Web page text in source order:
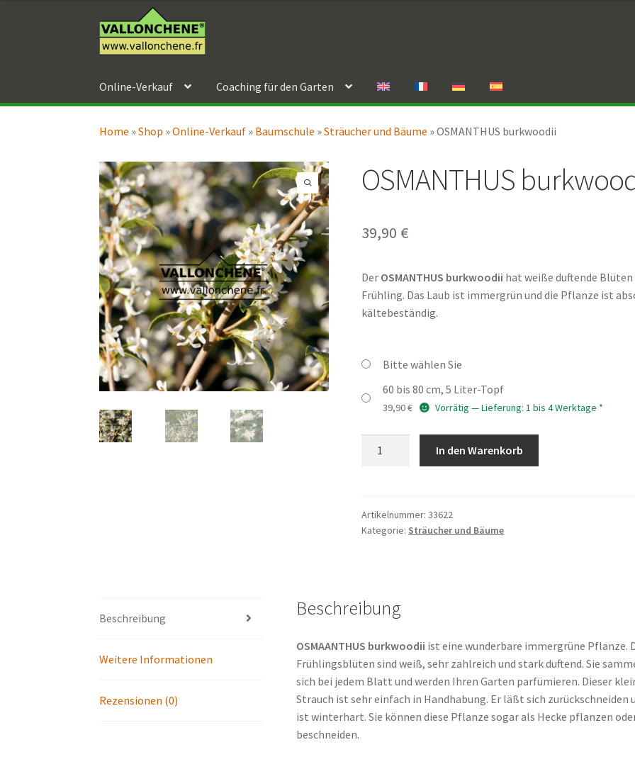
Navigation
springen
Inhalt
springen
Online-Verkauf Coaching für den Garten
Home »Shop »Online-Verkauf » Baumschule »Sträucher und Bäume »OSMANTHUS burkwoodii
OSMANTHUS
39,90 €
Der OSMANTHUS burkwoodii hat weiße duftende Blüten
Frühling. Das Laub ist immergrün und die Pflanze ist
kältebeständig.
Bitte wählen Sie
60 bis 80 cm, 5 Liter-Topf
39,90€ Vorrätig — Lieferung: 1 bis 4 Werktage *
In den Warenkorb
Artikelnummer:33622
Kategorie: Sträucher und Bäume
Beschreibung
Weitere Informationen
Rezensionen (0)
Beschreibung
OSMAANTHUS burkwoodii ist eine wunderbare immergrüne Pflanze.
Frühlingsblüten sind weiß, sehr zahlreich und stark duftend. Sie
sich bei jedem Blatt und werden Ihren Garten parfümieren. Dieser
Strauch ist sehr einfach in Handhabung. Er läßt sich zurückschneiden
ist winterhart. Sie können diese Pflanze sogar als Hecke pflanzen
beschneiden.